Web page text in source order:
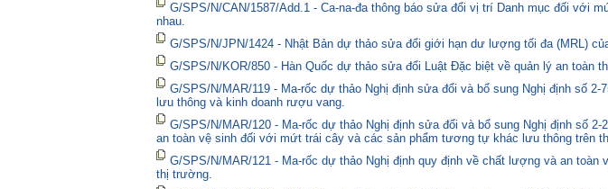
G/SPS/N/CAN/1587/Add.1 - Ca-na-đa thông báo sửa đổi vị trí Danh mục đối với
nhau.
G/SPS/N/JPN/1424 - Nhật Bản dự thảo sửa đổi giới hạn dư lượng tối đa (MRL)
G/SPS/N/KOR/850 - Hàn Quốc dự thảo sửa đổi Luật Đặc biệt về quản lý an toàn
G/SPS/N/MAR/119 - Ma-rốc dự thảo Nghị định sửa đổi và bổ sung Nghị định số
lưu thông và kinh doanh rượu vang.
G/SPS/N/MAR/120 - Ma-rốc dự thảo Nghị định sửa đổi và bổ sung Nghị định số
an toàn vệ sinh đối với mứt trái cây và các sản phẩm tương tự khác lưu thông trên
G/SPS/N/MAR/121 - Ma-rốc dự thảo Nghị định quy định về chất lượng và an
thị trường.